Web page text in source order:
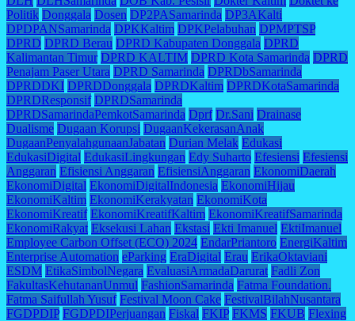
Politik Donggala Dosen DP2PASamarinda DP3AKalti
DPDPANSamarinda DPKKaltim DPKPelabuhan DPMPTSP
DPRD DPRD Berau DPRD Kabupaten Donggala DPRD
Kalimantan Timur DPRD KALTIM DPRD Kota Samarinda DPRD
Penajam Paser Utara DPRD Samarinda DPRDbSamarinda
DPRDDKI DPRDDonggala DPRDKaltim DPRDKotaSamarinda
DPRDResponsif DPRDSamarinda
DPRDSamarindaPemkotSamarinda Dprf Dr.Sani Drainase
Dualisme Dugaan Korupsi DugaanKekerasanAnak
DugaanPenyalahgunaanJabatan Durian Melak Edukasi
EdukasiDigital EdukasiLingkungan Edy Suharto Efesiensi Efesiensi
Anggaran Efisiensi Anggaran EfisiensiAnggaran EkonomiDaerah
EkonomiDigital EkonomiDigitalIndonesia EkonomiHijau
EkonomiKaltim EkonomiKerakyatan EkonomiKota
EkonomiKreatif EkonomiKreatifKaltim EkonomiKreatifSamarinda
EkonomiRakyat Eksekusi Lahan Ekstasi Ekti Imanuel EktiImanuel
Employee Carbon Offset (ECO) 2024 EndarPriantoro EnergiKaltim
Enterprise Automation eParking EraDigital Erau ErikaOktaviani
ESDM EtikaSimbolNegara EvaluasiArmadaDarurat Fadli Zon
FakultasKehutananUnmul FashionSamarinda Fatma Foundation.
Fatma Saifullah Yusuf Festival Moon Cake FestivalBilahNusantara
FGDPDIP FGDPDIPerjuangan Fiskal FKIP FKMS FKUB Flexing